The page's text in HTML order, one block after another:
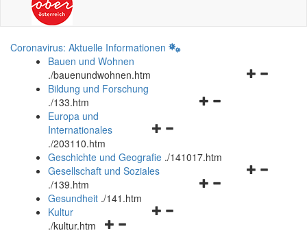
Coronavirus: Aktuelle Informationen
Bauen und Wohnen
./bauenundwohnen.htm
Navigationsmenü
Bildung und Forschung
./133.htm
Navigationsmenü
und
schließen
Europa und
Internationales
./203110.htm
Geschichte und Geografie ./141017.htm
Navigationsmenü
Gesellschaft und Soziales
./139.htm
Navigationsmenü
Gesundheit ./141.htm
Navigationsmenü
Kultur
./kultur.htm